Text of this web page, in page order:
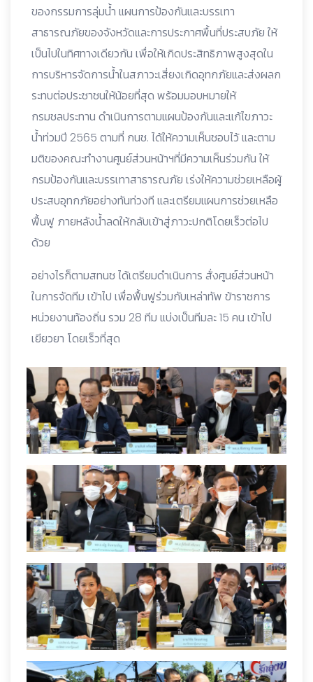
ของกรรมการลุ่มน้ำ แผนการป้องกันและบรรเทา
สาธารณภัยของจังหวัดและการประกาศพื้นที่ประสบภัย ให้
เป็นไปในทิศทางเดียวกัน เพื่อให้เกิดประสิทธิภาพสูงสุดใน
การบริหารจัดการน้ำในสภาวะเสี่ยงเกิดอุทกภัยและส่งผลก
ระทบต่อประชาชนให้น้อยที่สุด พร้อมมอบหมายให้
กรมชลประทาน ดำเนินการตามแผนป้องกันและแก้ไขภาวะ
น้ำท่วมปี 2565 ตามที่ กนช. ได้ให้ความเห็นชอบไว้ และตาม
มติของคณะทำงานศูนย์ส่วนหน้าฯที่มีความเห็นร่วมกัน ให้
กรมป้องกันและบรรเทาสาธารณภัย เร่งให้ความช่วยเหลือผู้
ประสบอุทกภัยอย่างทันท่วงที และเตรียมแผนการช่วยเหลือ
ฟื้นฟู ภายหลังน้ำลดให้กลับเข้าสู่ภาวะปกติโดยเร็วต่อไป
ด้วย
อย่างไรก็ตามสทนช ได้เตรียมดำเนินการ สั่งศูนย์ส่วนหน้า
ในการจัดทีม เข้าไป เพื่อฟื้นฟูร่วมกับเหล่าทัพ ข้าราชการ
หน่วยงานท้องถิ่น รวม 28 ทีม แบ่งเป็นทีมละ 15 คน เข้าไป
เยียวยา โดยเร็วที่สุด